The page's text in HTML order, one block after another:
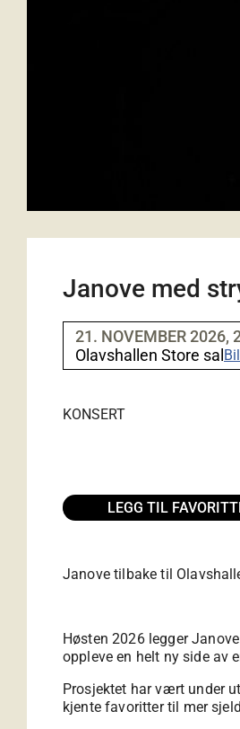
Janove med
21. NOVEMBER 2026,
Olavshallen Store sal
KONSERT
LEGG TIL
Janove tilbake til
Høsten 2026 legger
oppleve en helt ny side av
Prosjektet har vært under
kjente favoritter til mer